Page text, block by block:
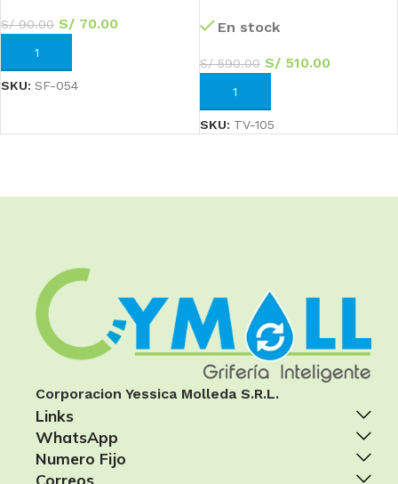
S/90.00 S/ 70.00
AÑADIR AL CARRITO
SKU: SF-054
En stock
S/590.00 S/510.00
AÑADIR AL CARRITO
SKU: TV-105
Corporacion Yessica Molleda S.R.L.
Links
WhatsApp
Numero Fijo
Correos